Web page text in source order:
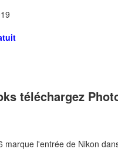
téléchargez
marque l'entrée de Nikon